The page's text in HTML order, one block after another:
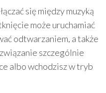
się między muzyką
może uruchamiać
odtwarzaniem, a także
szczególnie
albo wchodzisz w tryb